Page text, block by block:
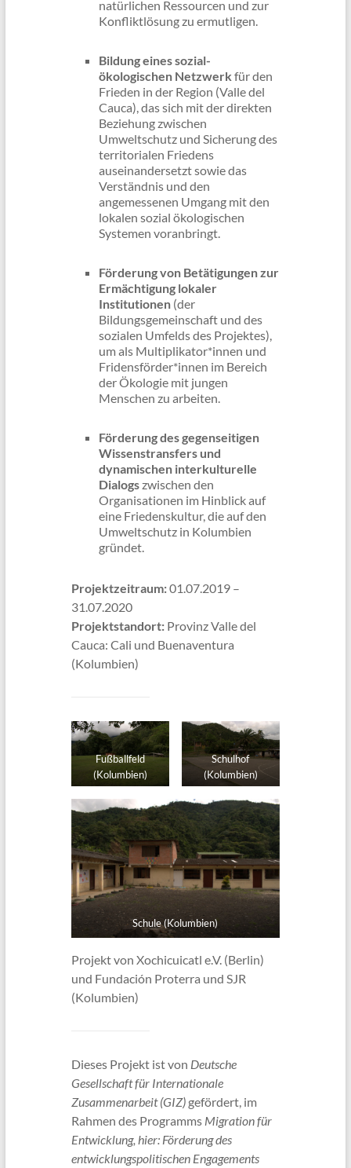
natürlichen Ressourcen und zur
Konfliktlösung zu ermutligen.
Bildung eines sozial-
ökologischen Netzwerk für den
Frieden in der Region (Valle del
Cauca), das sich mit der direkten
Beziehung zwischen
Umweltschutz und Sicherung des
territorialen Friedens
auseinandersetzt sowie das
Verständnis und den
angemessenen Umgang mit den
lokalen sozial ökologischen
Systemen voranbringt.
Förderung von Betätigungen zur
Ermächtigung lokaler
Institutionen (der
Bildungsgemeinschaft und des
sozialen Umfelds des Projektes),
um als Multiplikator*innen und
Fridensförder*innen im Bereich
der Ökologie mit jungen
Menschen zu arbeiten.
Förderung des gegenseitigen
Wissenstransfers und
dynamischen interkulturelle
Dialogszwischen den
Organisationen im Hinblick auf
eine Friedenskultur, die auf den
Umweltschutz in Kolumbien
gründet.
Projektzeitraum:01.07.2019 –
31.07.2020
Projektstandort: Provinz Valle del
Cauca: Cali und Buenaventura
(Kolumbien)
Fußballfeld
(Kolumbien)
Schulhof
(Kolumbien)
Schule (Kolumbien)
Projekt von Xochicuicatl e.V. (Berlin)
und Fundación Proterra und SJR
(Kolumbien)
Dieses Projekt ist von Deutsche
Gesellschaft für Internationale
Zusammenarbeit (GIZ) gefördert, im
Rahmen des Programms Migration für
Entwicklung, hier: Förderung des
entwicklungspolitischen Engagements